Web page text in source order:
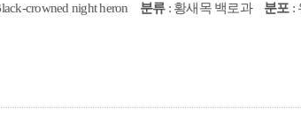
crowned night heron 분류: 황새목 백로과 분포 :